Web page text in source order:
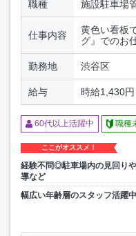
職種 施設駐車場
仕事内容
黄色い看板
グ』でのお
勤務地 渋谷区
給与 時給1,430
60代以上活躍中 職種
ここがオススメ！
経験不問◎駐車場内の見回り
導など
幅広い年齢層のスタッフ活躍中